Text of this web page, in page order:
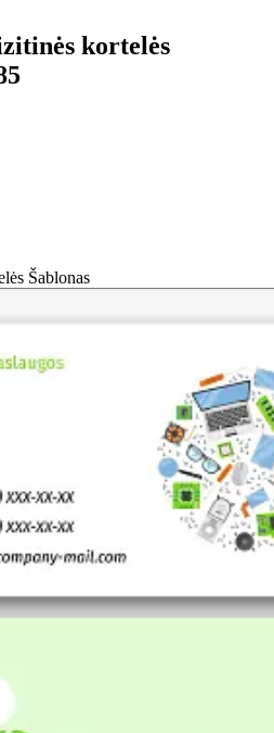
kortelės
Šablonas